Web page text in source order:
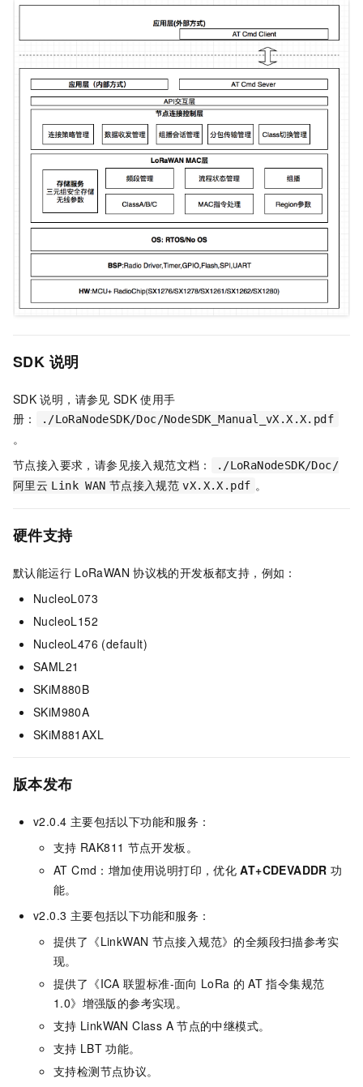
SDK 说明
SDK 说明，请参见 SDK 使用手
册：
./LoRaNodeSDK/Doc/NodeSDK_Manual_vX.X.X.pdf
。
节点接入要求，请参见接入规范文档：
./LoRaNodeSDK/Doc/
阿里云 Link WAN 节点接入规范 vX.X.X.pdf 。
硬件支持
默认能运行 LoRaWAN 协议栈的开发板都支持，例如：
NucleoL073
NucleoL152
NucleoL476 (default)
SAML21
SKiM880B
SKiM980A
SKiM881AXL
版本发布
v2.0.4 主要包括以下功能和服务：
支持 RAK811 节点开发板。
AT Cmd：增加使用说明打印，优化 AT+CDEVADDR 功
能。
v2.0.3 主要包括以下功能和服务：
提供了《LinkWAN 节点接入规范》的全频段扫描参考实
现。
提供了《ICA 联盟标准-面向 LoRa 的 AT 指令集规范
1.0》增强版的参考实现。
支持 LinkWAN Class A 节点的中继模式。
支持 LBT 功能。
支持检测节点协议。